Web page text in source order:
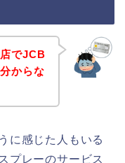
でJCB
からな
に感じた人もいる
プレーのサービス